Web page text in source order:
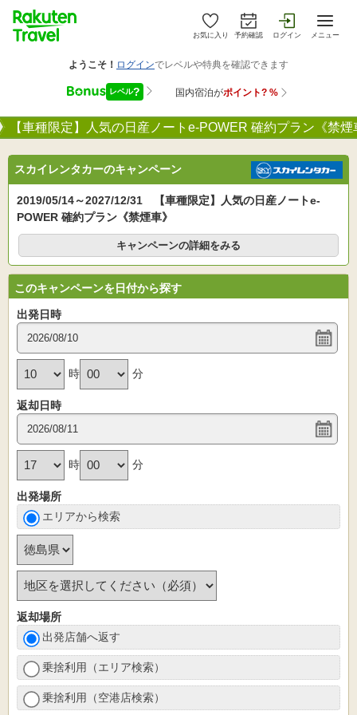
お気に入り 予約確認 ログイン メニュー
【車種限定】人気の日産ノートe-POWER 確約プラン《禁煙
スカイレンタカーのキャンペーン
2019/05/14～2027/12/31 【車種限定】人気の日産ノートe-
POWER 確約プラン《禁煙車》
キャンペーンの詳細をみる
このキャンペーンを日付から探す
出発日時
時 分
返却日時
時 分
出発場所
エリアから検索
返却場所
出発店舗へ返す
乗捨利用（エリア検索）
乗捨利用（空港店検索）